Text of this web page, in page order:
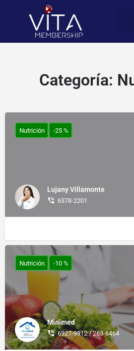
Categoría:
Lujany Villamonte
6378-2201
Nutrición -25 %
Minimed
6927-9912 / 263-6464
Nutrición -10 %